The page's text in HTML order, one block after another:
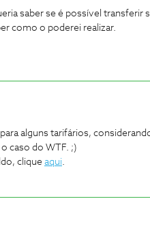
saber se é possível transferir
como o poderei realizar.
alguns tarifários,
caso do WTF. ;)
clique aqui.